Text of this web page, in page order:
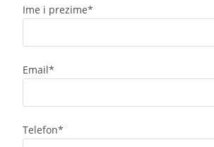
Ime i prezime*
Email*
Telefon*